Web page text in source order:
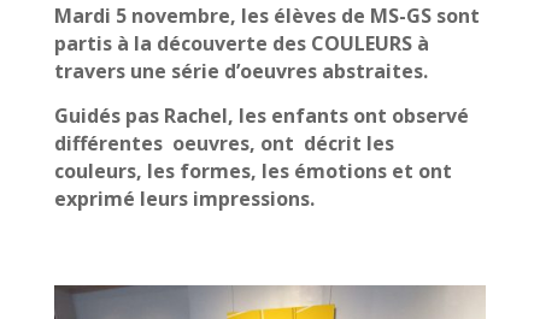
Mardi 5 novembre, les élèves de MS-GS sont
partis à la découverte des COULEURS à
travers une série d’oeuvres abstraites.
Guidés pas Rachel, les enfants ont observé
différentes oeuvres, ont décrit les
couleurs, les formes, les émotions et ont
exprimé leurs impressions.